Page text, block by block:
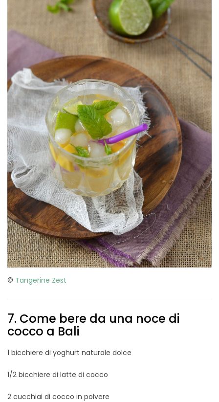
© Tangerine Zest
7. Come bere da una noce di
cocco a Bali
1 bicchiere di yoghurt naturale dolce
1/2 bicchiere di latte di cocco
2 cucchiai di cocco in polvere